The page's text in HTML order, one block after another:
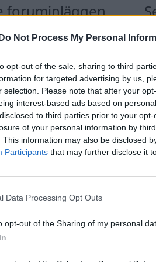
Do Not Process My Personal
opt-out of the sale, sharing to third
for targeted advertising by us,
selection. Please note that after your
interest-based ads based on
to third parties prior to your
of your personal information by
This information may also be disclosed
Participants that may further disclose it
Data Processing Opt Outs
opt-out of the Sharing of my personal
foruminläggen
3 svar
iEl- och hybridbilar
att folk köper bil
fel anledning.
26 svar
inlägget avGrowe för 2 timmar
iAllmänt
bromstryck efter
av bromsok (Golf V
iChassi, bromsar, transmission och
2017
med jämna